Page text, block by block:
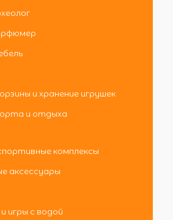
и хранение игрушек
и отдыха
комплексы
аксессуары
игры с водой